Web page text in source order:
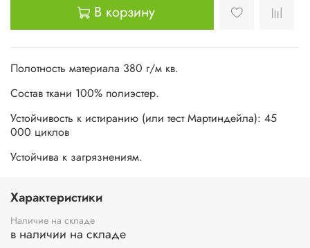
В корзину
Полотность материала 380 г/м кв.
Состав ткани 100% полиэстер.
Устойчивость к истиранию (или тест Мартиндейла): 45
000 циклов
Устойчива к загрязнениям.
Характеристики
Наличие на складе
в наличии на складе